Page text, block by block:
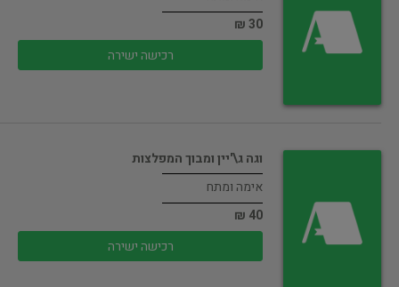
30 ₪
רכישה ישירה
וגה ג\'יין ומבוך המפלצות
אימה ומתח
40 ₪
רכישה ישירה